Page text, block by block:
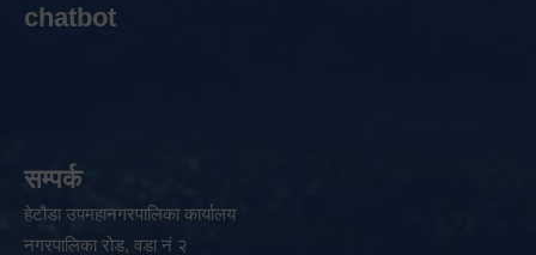
chatbot
सम्पर्क
हेटौडा उपमहानगरपालिका कार्यालय
नगरपालिका रोड, वडा नं २